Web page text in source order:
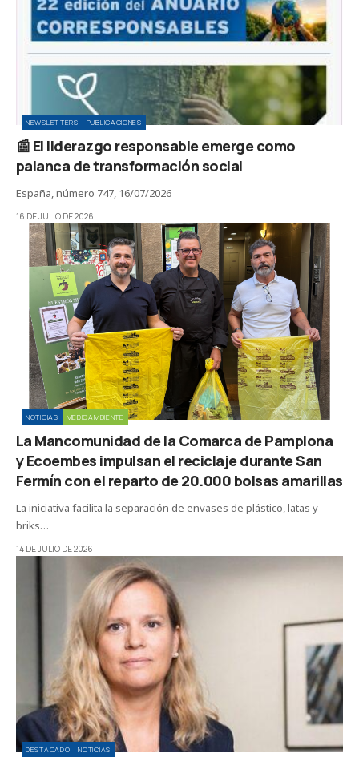
NEWSLETTERS PUBLICACIONES
📰 El liderazgo responsable emerge como
palanca de transformación social
España, número 747, 16/07/2026
16 DE JULIO DE 2026
NOTICIAS MEDIOAMBIENTE
La Mancomunidad de la Comarca de Pamplona
y Ecoembes impulsan el reciclaje durante San
Fermín con el reparto de 20.000 bolsas amarillas
La iniciativa facilita la separación de envases de plástico, latas y
briks…
14 DE JULIO DE 2026
DESTACADO NOTICIAS